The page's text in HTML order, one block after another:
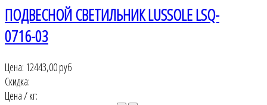
ПОДВЕСНОЙ СВЕТИЛЬНИК LUSSOLE LSQ-
0716-03
Цена: 12443,00 руб
Скидка:
Цена / кг: